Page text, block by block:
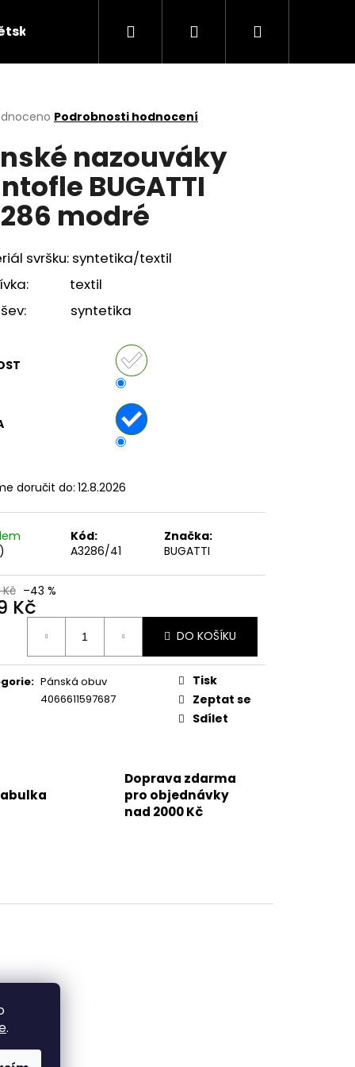
.
obuv Kabelky
Hledat PřihlášeníNákupní
Podrobnosti hodnocení
nazouváky
BUGATTI
modré
svršku: syntetika/textil
textil
syntetika
doručit do: 12.8.2026
Kód:
A3286/41
Značka:
BUGATTI
Kč –43 %
Kč
DO KOŠÍKU
: Pánská obuv
4066611597687
Tisk
Zeptat se
Sdílet
Doprava zdarma
pro objednávky
nad 2000 Kč
ŽABKY INBLU ZO19